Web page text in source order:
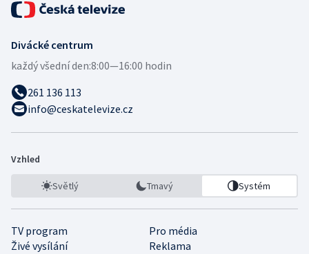
Divácké centrum
každý všední den:8:00—16:00 hodin
261 136 113
info@ceskatelevize.cz
Vzhled
Světlý Tmavý Systém
TV program
Pro média
Živé vysílání
Reklama